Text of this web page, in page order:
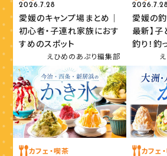
2026.7.28
愛媛のキャンプ場まとめ｜
初心者・子連れ家族におす
すめのスポット
えひめのあぷり編集部
2026.7.28
愛媛の
最新】
釣り！釣
で味わ
カフェ・喫茶 カフェ